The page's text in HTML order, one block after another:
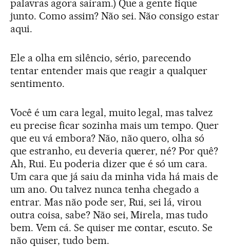
palavras agora saíram.) Que a gente fique
junto. Como assim? Não sei. Não consigo estar
aqui.
Ele a olha em silêncio, sério, parecendo
tentar entender mais que reagir a qualquer
sentimento.
Você é um cara legal, muito legal, mas talvez
eu precise ficar sozinha mais um tempo. Quer
que eu vá embora? Não, não quero, olha só
que estranho, eu deveria querer, né? Por quê?
Ah, Rui. Eu poderia dizer que é só um cara.
Um cara que já saiu da minha vida há mais de
um ano. Ou talvez nunca tenha chegado a
entrar. Mas não pode ser, Rui, sei lá, virou
outra coisa, sabe? Não sei, Mirela, mas tudo
bem. Vem cá. Se quiser me contar, escuto. Se
não quiser, tudo bem.